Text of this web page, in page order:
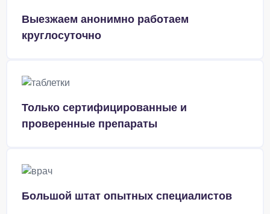
Выезжаем анонимно работаем
круглосуточно
Только сертифицированные и
проверенные препараты
Большой штат опытных специалистов